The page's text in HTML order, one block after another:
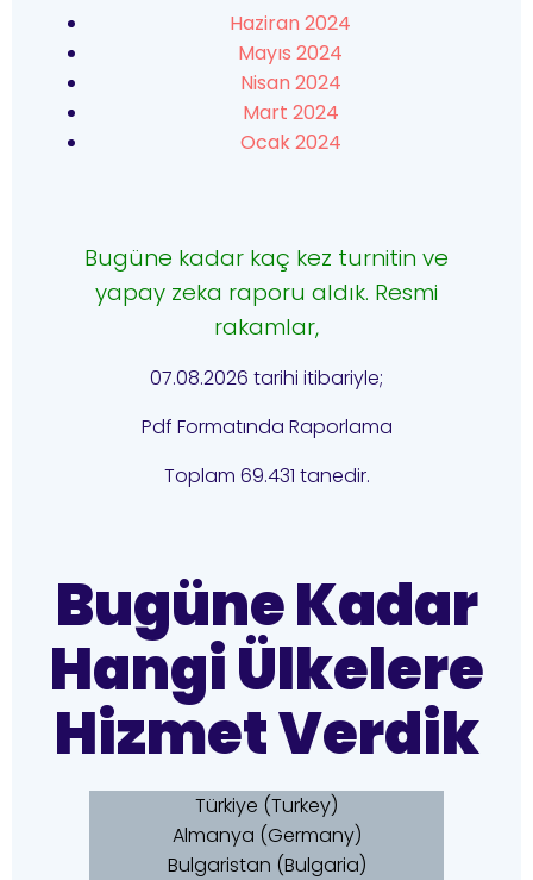
Haziran 2024
Mayıs 2024
Nisan 2024
Mart 2024
Ocak 2024
Bugüne kadar kaç kez turnitin ve
yapay zeka raporu aldık. Resmi
rakamlar,
07.08.2026 tarihi itibariyle;
Pdf Formatında Raporlama
Toplam 69.431 tanedir.
Bugüne Kadar
Hangi Ülkelere
Hizmet Verdik
Türkiye (Turkey)
Almanya (Germany)
Bulgaristan (Bulgaria)